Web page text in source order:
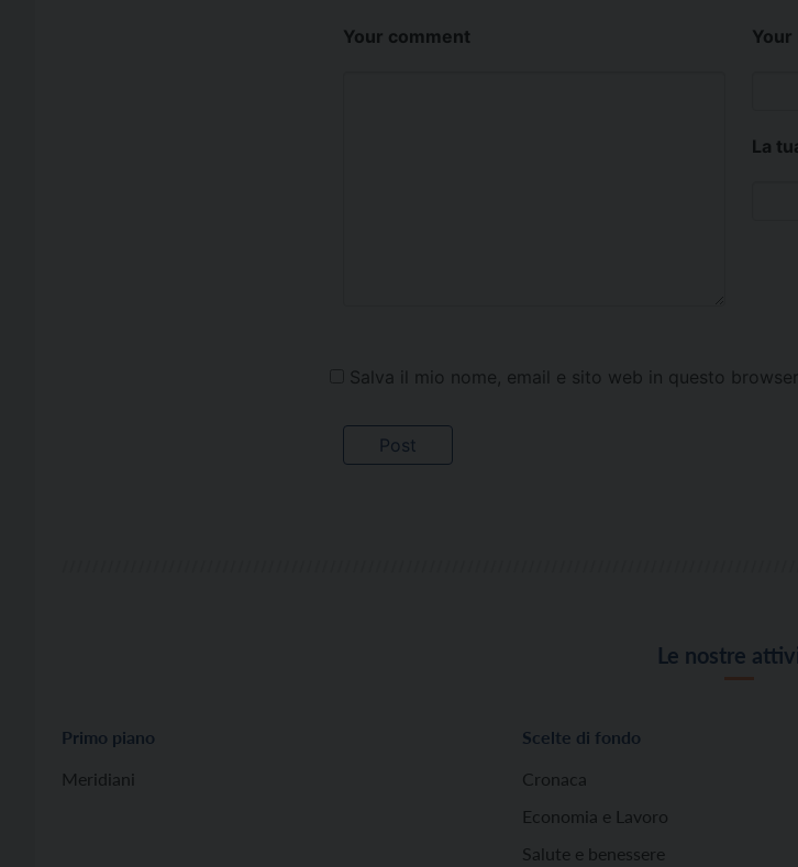
Your comment Your
La
Salva il mio nome, email e sito web in questo
Le nostre
Primo piano
Meridiani
Scelte di fondo
Cronaca
Economia e Lavoro
Salute e benessere